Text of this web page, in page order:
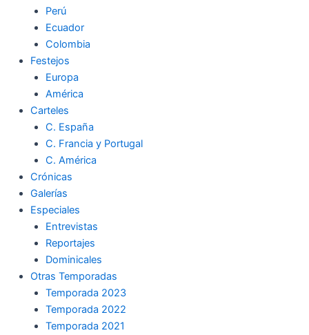
Perú
Ecuador
Colombia
Festejos
Europa
América
Carteles
C. España
C. Francia y Portugal
C. América
Crónicas
Galerías
Especiales
Entrevistas
Reportajes
Dominicales
Otras Temporadas
Temporada 2023
Temporada 2022
Temporada 2021